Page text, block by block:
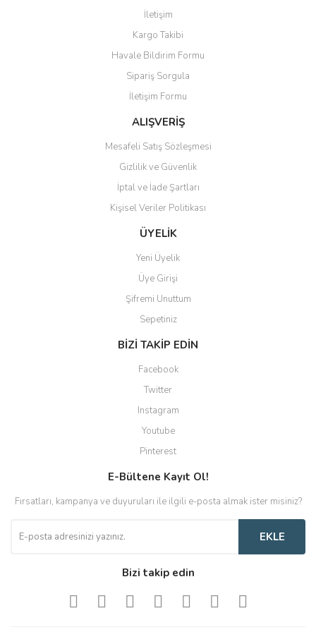
Yorum Yaz
Ürün resmi kalitesiz, bozuk veya görüntülenemiyor.
Ürün açıklamasında eksik bilgiler bulunuyor.
Ürün bilgilerinde hatalar bulunuyor.
Ürün fiyatı diğer sitelerden daha pahalı.
Bu ürüne benzer farklı alternatifler olmalı.
Gönder
İletişim
Kargo Takibi
Havale Bildirim Formu
Sipariş Sorgula
İletişim Formu
ALIŞVERİŞ
Mesafeli Satış Sözleşmesi
Gizlilik ve Güvenlik
İptal ve İade Şartları
Kişisel Veriler Politikası
ÜYELİK
Yeni Üyelik
Üye Girişi
Şifremi Unuttum
Sepetiniz
BİZİ TAKİP EDİN
Facebook
Twitter
Instagram
Youtube
Pinterest
E-Bültene Kayıt Ol!
Fırsatları, kampanya ve duyuruları ile ilgili e-posta almak ister misiniz?
EKLE
Bizi takip edin